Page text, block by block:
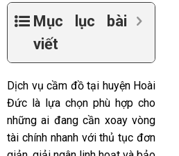
Mục lục bài
viết
Dịch vụ cầm đồ tại huyện Hoài
Đức là lựa chọn phù hợp cho
những ai đang cần xoay vòng
tài chính nhanh với thủ tục đơn